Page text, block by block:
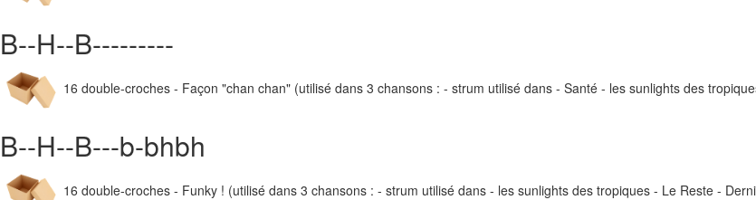
B--H--B---------
16 double-croches - Façon "chan chan" (utilisé dans 3 chansons : - strum utilisé dans - Santé - les sunlights des
B--H--B---b-bhbh
16 double-croches - Funky ! (utilisé dans 3 chansons : - strum utilisé dans - les sunlights des tropiques - Le Reste -